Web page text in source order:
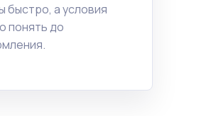
быстро, а условия
понять до